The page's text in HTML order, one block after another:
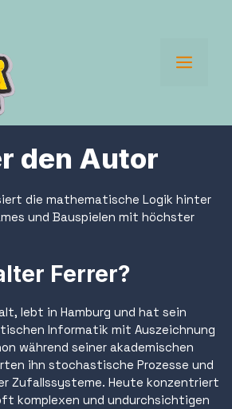
den Autor
die mathematische Logik hinter
und Bauspielen mit höchster
Ferrer?
lebt in Hamburg und hat sein
Informatik mit Auszeichnung
während seiner akademischen
ihn stochastische Prozesse und
Zufallssysteme. Heute konzentriert
komplexen und undurchsichtigen